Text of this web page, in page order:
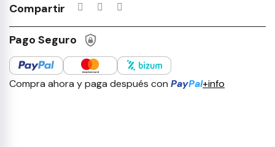
Compartir
Pago Seguro
Compra ahora y paga después con PayPal+info